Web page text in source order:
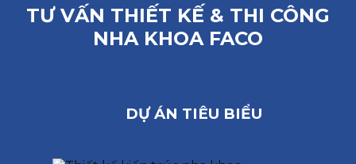
TƯ VẤN THIẾT KẾ & THI CÔNG
NHA KHOA FACO
DỰ ÁN TIÊU BIỂU